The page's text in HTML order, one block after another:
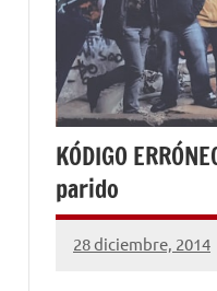
KÓDIGO
parido
28 diciembre, 2014
No